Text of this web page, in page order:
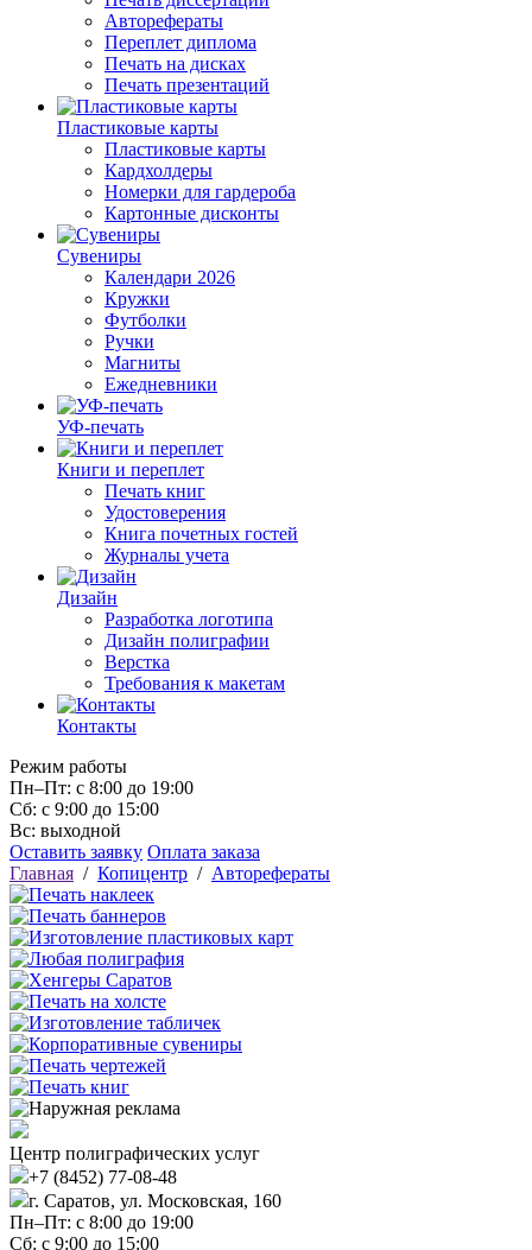
Авторефераты
Переплет диплома
Печать на дисках
Печать презентаций
Пластиковые карты
Пластиковые карты
Кардхолдеры
Номерки для гардероба
Картонные дисконты
Сувениры
Календари 2026
Кружки
Футболки
Ручки
Магниты
Ежедневники
УФ-печать
Книги и переплет
Печать книг
Удостоверения
Книга почетных гостей
Журналы учета
Дизайн
Разработка логотипа
Дизайн полиграфии
Верстка
Требования к макетам
Контакты
Режим работы
Пн–Пт: с 8:00 до 19:00
Сб: с 9:00 до 15:00
Вс: выходной
Оставить заявку Оплата заказа
Главная / Копицентр / Авторефераты
Центр полиграфических услуг
+7 (8452) 77-08-48
г. Саратов, ул. Московская, 160
Пн–Пт: с 8:00 до 19:00
Сб: с 9:00 до 15:00